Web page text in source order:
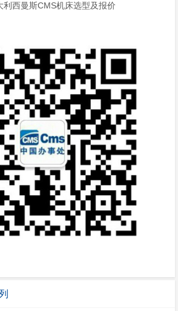
西曼斯CMS机床选型及报价